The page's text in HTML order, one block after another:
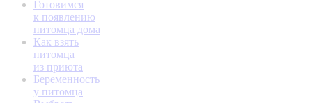
Готовимся
к появлению
питомца дома
Как взять
питомца
из приюта
Беременность
у питомца